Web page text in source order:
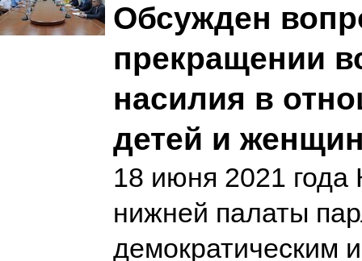
Обсужден
прекращении
насилия в
детей и
18 июня 2021 года
нижней палаты
демократическим